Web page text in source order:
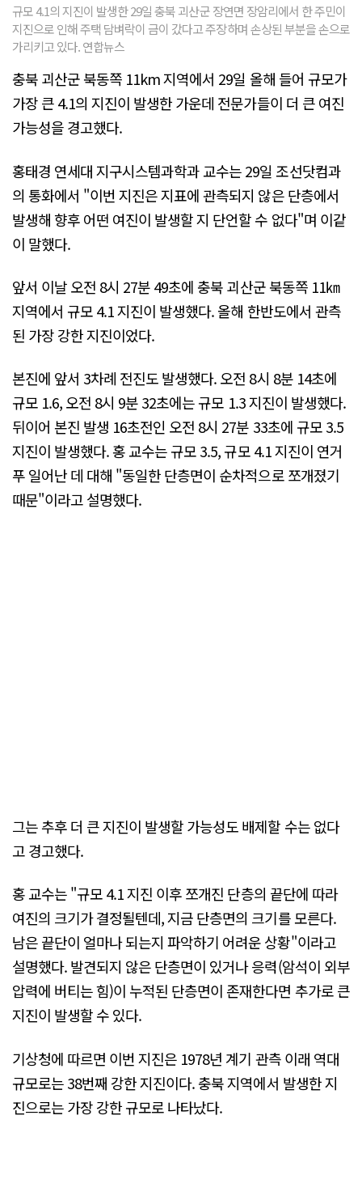
규모 4.1의 지진이 발생한 29일 충북 괴산군 장연면 장암리에서 한 주민이
지진으로 인해 주택 담벼락이 금이 갔다고 주장하며 손상된 부분을 손으로
가리키고 있다. 연합뉴스
충북 괴산군 북동쪽 11km 지역에서 29일 올해 들어 규모가
가장 큰 4.1의 지진이 발생한 가운데 전문가들이 더 큰 여진
가능성을 경고했다.
홍태경 연세대 지구시스템과학과 교수는 29일 조선닷컴과
의 통화에서 "이번 지진은 지표에 관측되지 않은 단층에서
발생해 향후 어떤 여진이 발생할 지 단언할 수 없다"며 이같
이 말했다.
앞서 이날 오전 8시 27분 49초에 충북 괴산군 북동쪽 11㎞
지역에서 규모 4.1 지진이 발생했다. 올해 한반도에서 관측
된 가장 강한 지진이었다.
본진에 앞서 3차례 전진도 발생했다. 오전 8시 8분 14초에
규모 1.6, 오전 8시 9분 32초에는 규모 1.3 지진이 발생했다.
뒤이어 본진 발생 16초전인 오전 8시 27분 33초에 규모 3.5
지진이 발생했다. 홍 교수는 규모 3.5, 규모 4.1 지진이 연거
푸 일어난 데 대해 "동일한 단층면이 순차적으로 쪼개졌기
때문"이라고 설명했다.
그는 추후 더 큰 지진이 발생할 가능성도 배제할 수는 없다
고 경고했다.
홍 교수는 "규모 4.1 지진 이후 쪼개진 단층의 끝단에 따라
여진의 크기가 결정될텐데, 지금 단층면의 크기를 모른다.
남은 끝단이 얼마나 되는지 파악하기 어려운 상황"이라고
설명했다. 발견되지 않은 단층면이 있거나 응력(암석이 외부
압력에 버티는 힘)이 누적된 단층면이 존재한다면 추가로 큰
지진이 발생할 수 있다.
기상청에 따르면 이번 지진은 1978년 계기 관측 이래 역대
규모로는 38번째 강한 지진이다. 충북 지역에서 발생한 지
진으로는 가장 강한 규모로 나타났다.